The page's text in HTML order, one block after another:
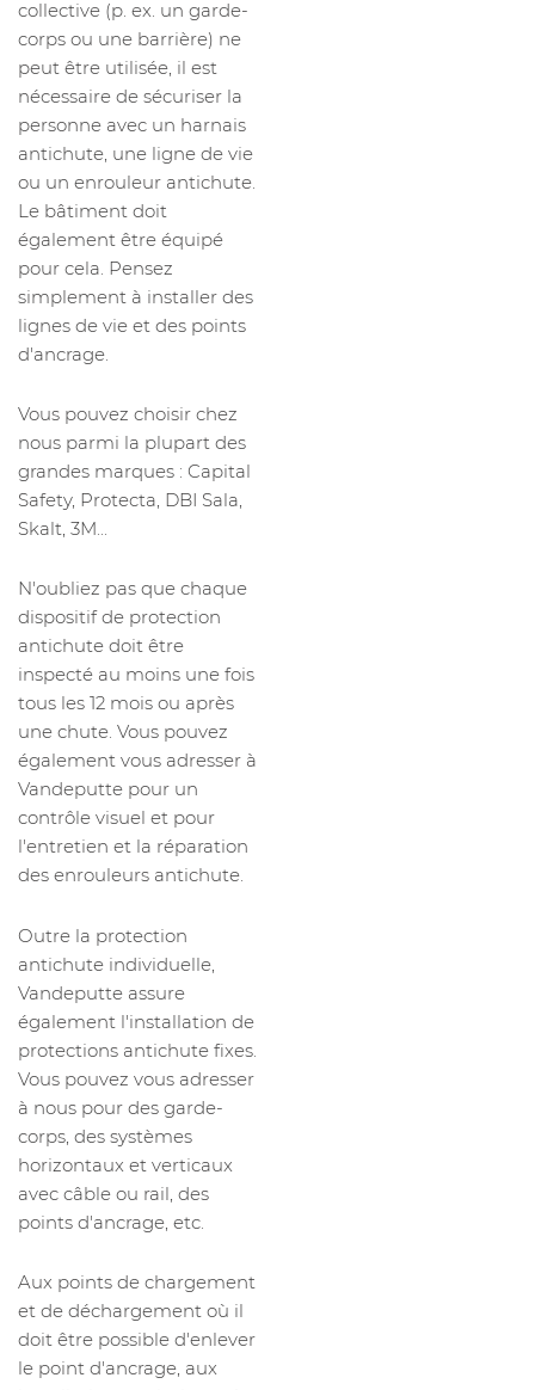
collective (p. ex. un garde-
corps ou une barrière) ne
peut être utilisée, il est
nécessaire de sécuriser la
personne avec un harnais
antichute, une ligne de vie
ou un enrouleur antichute.
Le bâtiment doit
également être équipé
pour cela. Pensez
simplement à installer des
lignes de vie et des points
d'ancrage.
Vous pouvez choisir chez
nous parmi la plupart des
grandes marques : Capital
Safety, Protecta, DBI Sala,
Skalt, 3M...
N'oubliez pas que chaque
dispositif de protection
antichute doit être
inspecté au moins une fois
tous les 12 mois ou après
une chute. Vous pouvez
également vous adresser à
Vandeputte pour un
contrôle visuel et pour
l'entretien et la réparation
des enrouleurs antichute.
Outre la protection
antichute individuelle,
Vandeputte assure
également l'installation de
protections antichute fixes.
Vous pouvez vous adresser
à nous pour des garde-
corps, des systèmes
horizontaux et verticaux
avec câble ou rail, des
points d'ancrage, etc.
Aux points de chargement
et de déchargement où il
doit être possible d'enlever
le point d'ancrage, aux